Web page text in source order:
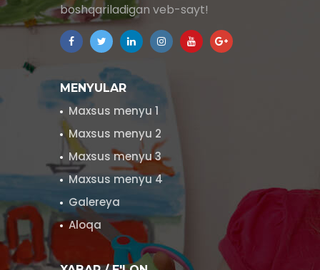
boshqariladigan veb-sayt!
MENYULAR
Maxsus menyu 1
Maxsus menyu 2
Maxsus menyu 3
Maxsus menyu 4
Galereya
Aloqa